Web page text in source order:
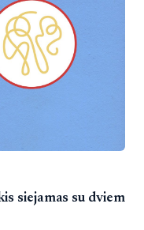
siejamas su dviem